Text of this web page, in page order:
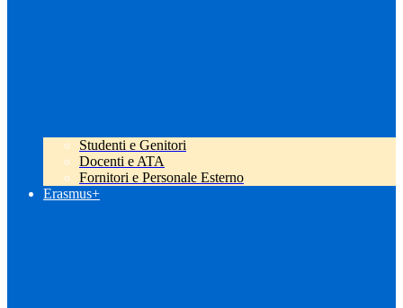
Studenti e Genitori
Docenti e ATA
Fornitori e Personale Esterno
Erasmus+